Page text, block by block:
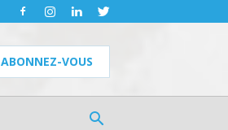
ABONNEZ-VOUS